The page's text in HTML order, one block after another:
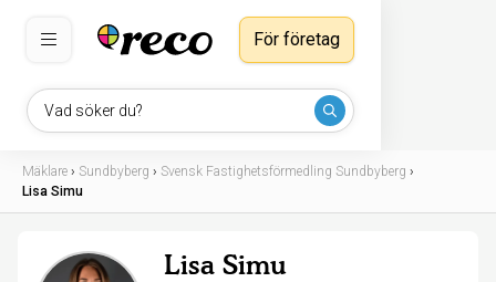
Vad söker du?
För företag
Mäklare › Sundbyberg › Svensk Fastighetsförmedling Sundbyberg ›
Lisa Simu
Lisa Simu